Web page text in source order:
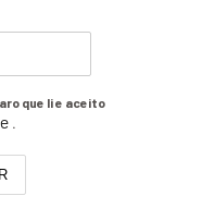
que li e aceito